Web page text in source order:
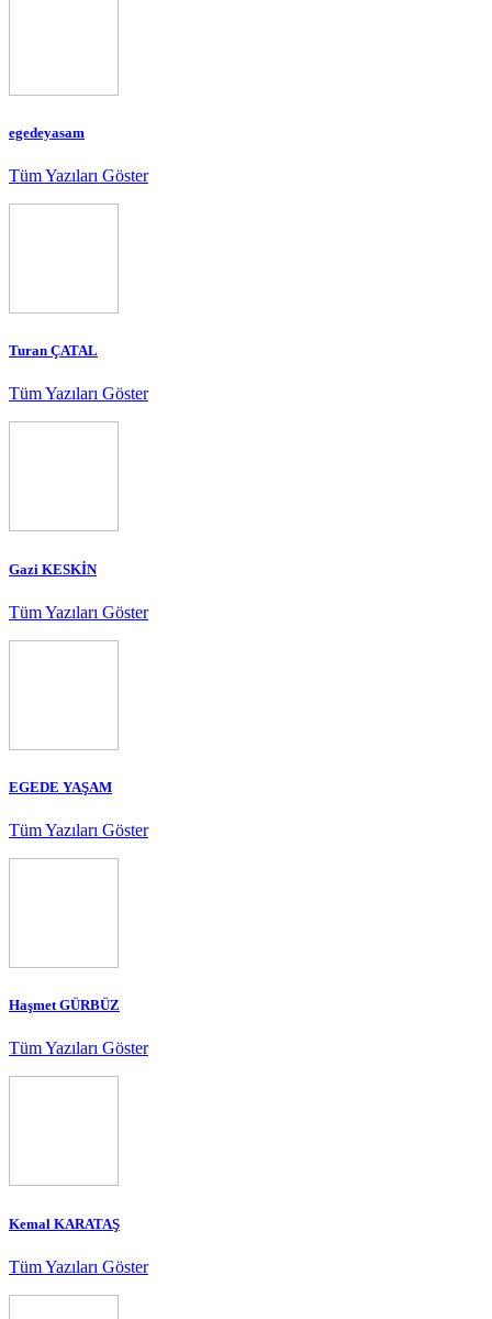
egedeyasam
Tüm Yazıları Göster
Turan ÇATAL
Tüm Yazıları Göster
Gazi KESKİN
Tüm Yazıları Göster
EGEDE YAŞAM
Tüm Yazıları Göster
Haşmet GÜRBÜZ
Tüm Yazıları Göster
Kemal KARATAŞ
Tüm Yazıları Göster